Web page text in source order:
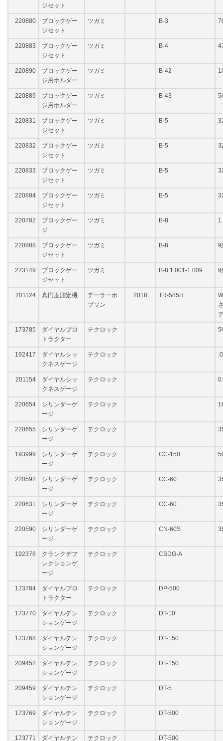
ジセット
220880
ブロックゲー
ジセット
ツガミ B-3
220883
ブロックゲー
ジセット
ツガミ B-4
220890
ブロックゲー
ジ用ホルダー
ツガミ B-42
220889
ブロックゲー
ジ用ホルダー
ツガミ B-43
220831
ブロックゲー
ジセット
ツガミ B-5
220832
ブロックゲー
ジセット
ツガミ B-5
220833
ブロックゲー
ジセット
ツガミ B-5
220884
ブロックゲー
ジセット
ツガミ B-5
220782
ブロックゲー
ジ
ツガミ B-8
220888
ブロックゲー
ジセット
ツガミ B-8 9
223149
ブロックゲー
ジセット
ツガミ B-8 1.001-1.009 9
201124 真円度測定機
テーラーホ
ブソン
2018 TR-585H
173785
ダイヤルプロ
トラクター
テクロック
192417
ダイヤルシッ
クネスゲージ
テクロック
201154
ダイヤルシッ
クネスゲージ
テクロック
220654
シリンダーゲ
ージ
テクロック
220655
シリンダーゲ
ージ
テクロック
193999
シリンダーゲ
ージ
テクロック CC-150
220592
シリンダーゲ
ージ
テクロック CC-60
220631
シリンダーゲ
ージ
テクロック CC-60
220590
シリンダーゲ
ージ
テクロック CN-60S
192378
クランクデフ
レクションゲ
ージ
テクロック CSDG-A
173784
ダイヤルプロ
トラクター
テクロック DP-500
173770
ダイヤルテン
ションゲージ
テクロック DT-10
173768
ダイヤルテン
ションゲージ
テクロック DT-150
209452
ダイヤルテン
ションゲージ
テクロック DT-150
209459
ダイヤルテン
ションゲージ
テクロック DT-5
173769
ダイヤルテン
ションゲージ
テクロック DT-500
173771 ダイヤルテン テクロック DT-500